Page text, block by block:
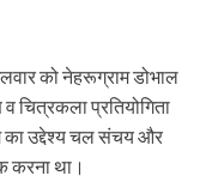
को नेहरूग्राम डोभाल
चित्रकला प्रतियोगिता
का उद्देश्य चल संचय और
करना था।